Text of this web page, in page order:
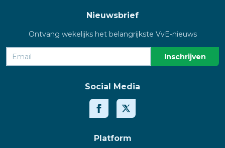
Nieuwsbrief
Ontvang wekelijks het belangrijkste VvE-nieuws
Social Media
Platform